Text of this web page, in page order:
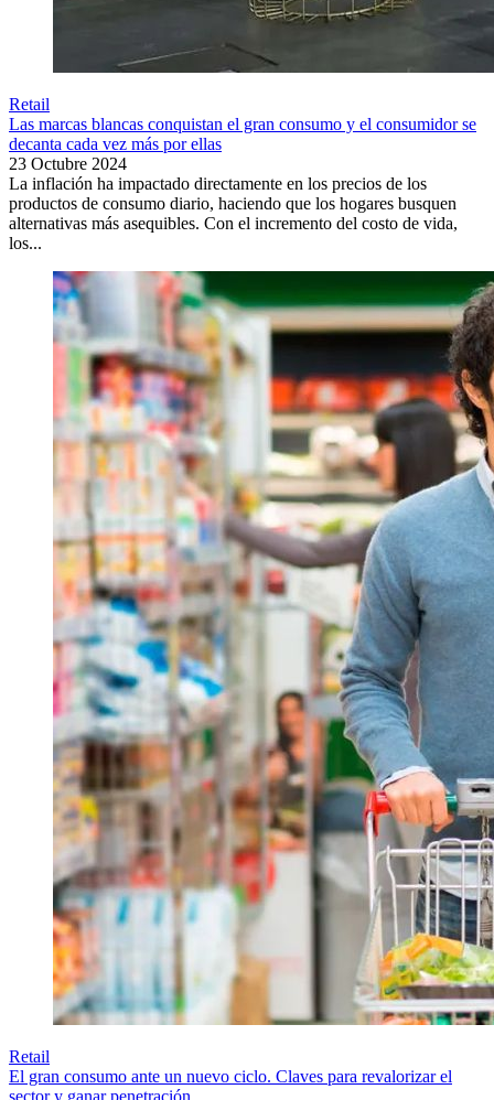
Retail
Las marcas blancas conquistan el gran consumo y el consumidor se
decanta cada vez más por ellas
23 Octubre 2024
La inflación ha impactado directamente en los precios de los
productos de consumo diario, haciendo que los hogares busquen
alternativas más asequibles. Con el incremento del costo de vida,
los...
Retail
El gran consumo ante un nuevo ciclo. Claves para revalorizar el
sector y ganar penetración